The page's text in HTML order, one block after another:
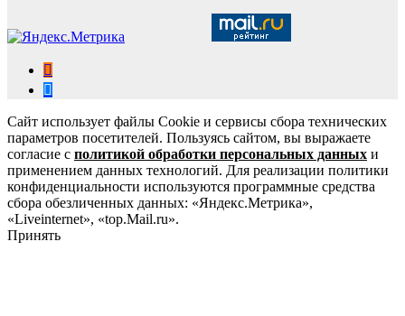
Сайт использует файлы Cookie и сервисы сбора технических
параметров посетителей. Пользуясь сайтом, вы выражаете
согласие с политикой обработки персональных данных и
применением данных технологий. Для реализации политики
конфиденциальности используются программные средства
сбора обезличенных данных: «Яндекс.Метрика»,
«Liveinternet», «top.Mail.ru».
Принять